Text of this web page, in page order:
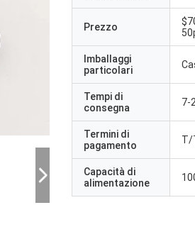
Prezzo
Imballaggi
particolari
Tempi di
consegna
7-
Termini di
pagamento
T/
Capacità di
alimentazione